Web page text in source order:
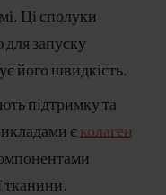
Ці сполуки
запуску
його швидкість.
підтримку та
є колаген
тканини.